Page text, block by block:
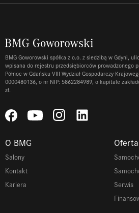
BMG Goworowski spółka z o.o. z siedzibą w Gdyni,
wpisana do rejestru przedsiębiorców prowadzonego
Północ w Gdańsku VIII Wydział Gospodarczy
0000480136, o nr NIP: 5862284989, o kapitale
zł.
O BMG
Salony
Kontakt
Kariera
Oferta
Serwis